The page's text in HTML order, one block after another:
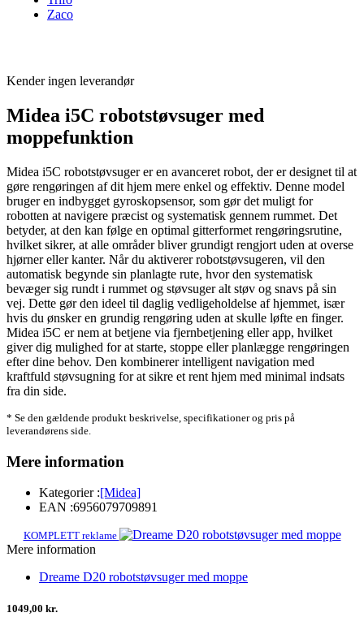
Zaco
Kender ingen leverandør
Midea i5C robotstøvsuger med
moppefunktion
Midea i5C robotstøvsuger er en avanceret robot, der er designet til at
gøre rengøringen af dit hjem mere enkel og effektiv. Denne model
bruger en indbygget gyroskopsensor, som gør det muligt for
robotten at navigere præcist og systematisk gennem rummet. Det
betyder, at den kan følge en optimal gitterformet rengøringsrutine,
hvilket sikrer, at alle områder bliver grundigt rengjort uden at overse
hjørner eller kanter. Når du aktiverer robotstøvsugeren, vil den
automatisk begynde sin planlagte rute, hvor den systematisk
bevæger sig rundt i rummet og støvsuger alt støv og snavs på sin
vej. Dette gør den ideel til daglig vedligeholdelse af hjemmet, især
hvis du ønsker en grundig rengøring uden at skulle løfte en finger.
Midea i5C er nem at betjene via fjernbetjening eller app, hvilket
giver dig mulighed for at starte, stoppe eller planlægge rengøringen
efter dine behov. Den kombinerer intelligent navigation med
kraftfuld støvsugning for at sikre et rent hjem med minimal indsats
fra din side.
* Se den gældende produkt beskrivelse, specifikationer og pris på
leverandørens side.
Mere information
Kategorier :[Midea]
EAN :6956079709891
KOMPLETT reklame
Mere information
Dreame D20 robotstøvsuger med moppe
1049,00 kr.